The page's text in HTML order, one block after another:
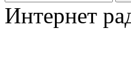
Интернет